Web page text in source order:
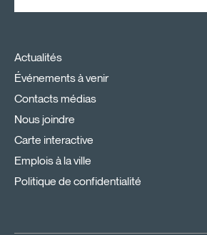
Actualités
Événements à venir
Contacts médias
Nous joindre
Carte interactive
Emplois à la ville
Politique de confidentialité